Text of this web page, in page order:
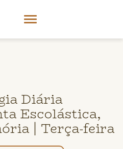
Diária
Escolástica,
| Terça-feira